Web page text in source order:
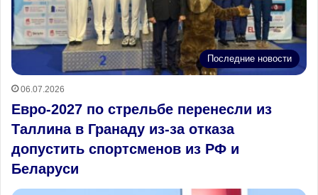
Последние новости
06.07.2026
Евро‑2027 по стрельбе перенесли из
Таллина в Гранаду из-за отказа
допустить спортсменов из РФ и
Беларуси